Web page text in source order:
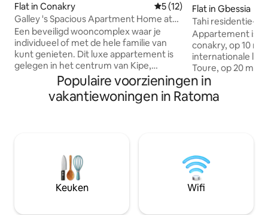
Flat in Conakry Gemiddelde beoordeling
5 (12)
Galley 's Spacious Apartment Home at
Plaza Diamond
Een beveiligd wooncomplex waar je
individueel of met de hele familie van
kunt genieten. Dit luxe appartement is
gelegen in het centrum van Kipe,
Conakry, op slechts enkele minuten van
populaire lokale bezienswaardigheden
zoals Prima Center, Lycee Francais en de
VERBINDING en elektriciteit,
wasmachineen droger op het terrein
terwijl je ontspant in een van onze
elegant ingerichte kamers met
Flat in Gbessia
Tahi residentie-
Appartement is
conakry, op 10
internationale
Toure, op 20
Amerikaanse
minuten van Kaloum,
verschillende restaurants
elektriciteit
slaapkamer met
bezoekers Wc, woonkamer met keuken,
groot terras, airconditioning, warm
Populaire voorzieningen in
vakantiewoningen in Ratoma
Keuken Wifi